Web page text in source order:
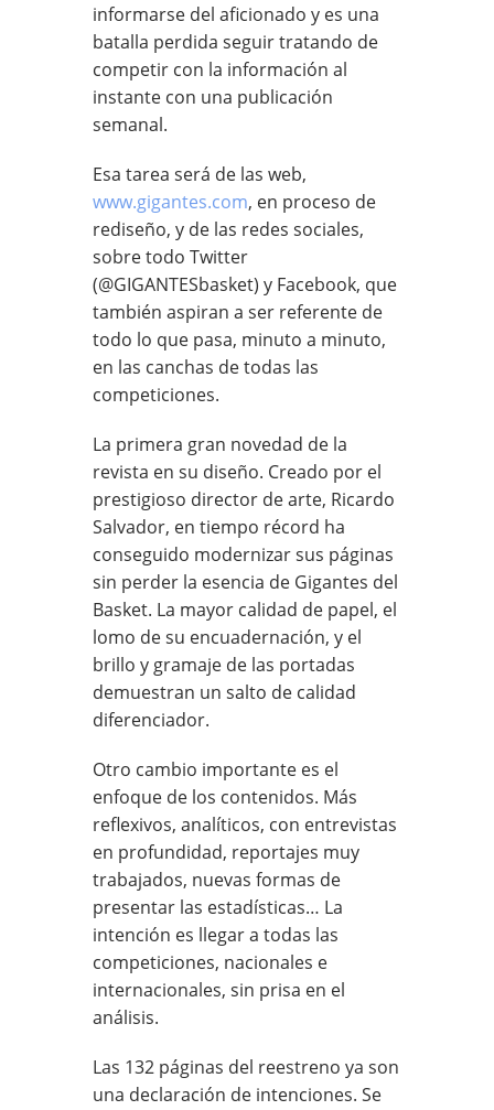
informarse del aficionado y es una
batalla perdida seguir tratando de
competir con la información al
instante con una publicación
semanal.
Esa tarea será de las web,
www.gigantes.com, en proceso de
rediseño, y de las redes sociales,
sobre todo Twitter
(@GIGANTESbasket) y Facebook, que
también aspiran a ser referente de
todo lo que pasa, minuto a minuto,
en las canchas de todas las
competiciones.
La primera gran novedad de la
revista en su diseño. Creado por el
prestigioso director de arte, Ricardo
Salvador, en tiempo récord ha
conseguido modernizar sus páginas
sin perder la esencia de Gigantes del
Basket. La mayor calidad de papel, el
lomo de su encuadernación, y el
brillo y gramaje de las portadas
demuestran un salto de calidad
diferenciador.
Otro cambio importante es el
enfoque de los contenidos. Más
reflexivos, analíticos, con entrevistas
en profundidad, reportajes muy
trabajados, nuevas formas de
presentar las estadísticas… La
intención es llegar a todas las
competiciones, nacionales e
internacionales, sin prisa en el
análisis.
Las 132 páginas del reestreno ya son
una declaración de intenciones. Se